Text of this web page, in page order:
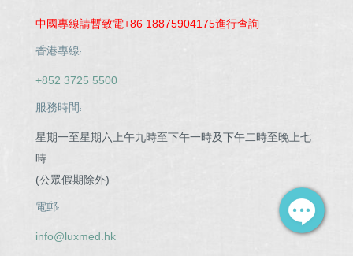
中國專線請暫致電+86 18875904175進行查詢
香港專線:
+852 3725 5500
服務時間:
星期一至星期六上午九時至下午一時及下午二時至晚上七
時
(公眾假期除外)
電郵:
info@luxmed.hk